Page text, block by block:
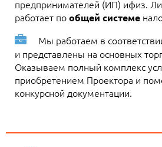
предпринимателей (ИП) ифиз.
работает пообщей системе
Мы работаем в
и представлены на основных
Оказываем полный комплекс
приобретением Проектора и
конкурсной документации.